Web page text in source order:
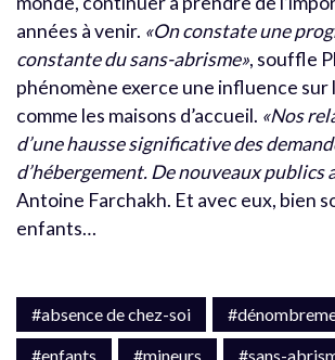
années à venir. «On constate une
constante du sans-abrisme», souffle
phénomène exerce une influence sur
comme les maisons d’accueil. «Nos
d’une hausse significative des
d’hébergement. De nouveaux publics
Antoine Farchakh. Et avec eux, bien
enfants…
#absence de chez-soi
#enfants
#mineurs #sans-